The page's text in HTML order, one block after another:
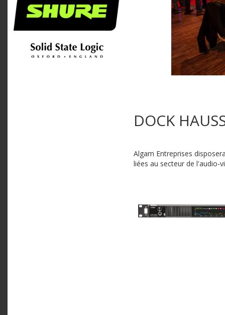
DOCK
Algam Entreprises
liées au secteur de l'audio-